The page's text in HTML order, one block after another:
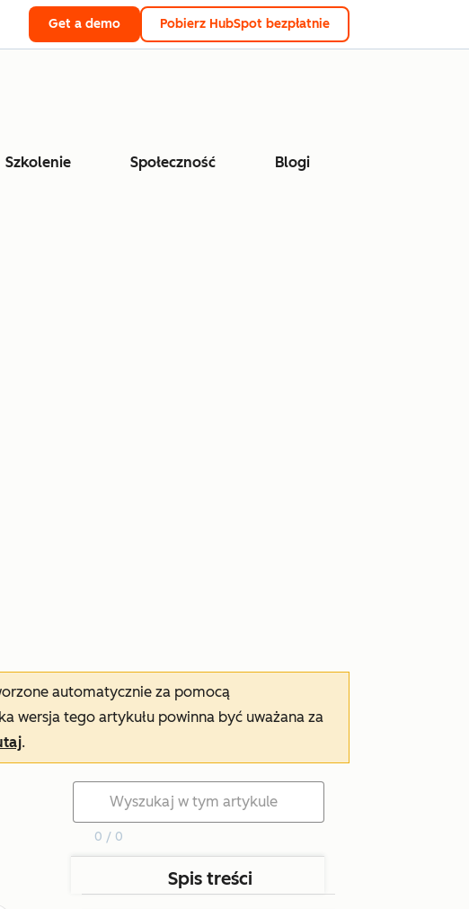
Get a demo Pobierz HubSpot bezpłatnie
Szkolenie Społeczność Blogi
automatycznie za pomocą
wersja tego artykułu powinna być uważana za
.
0 / 0
Spis treści